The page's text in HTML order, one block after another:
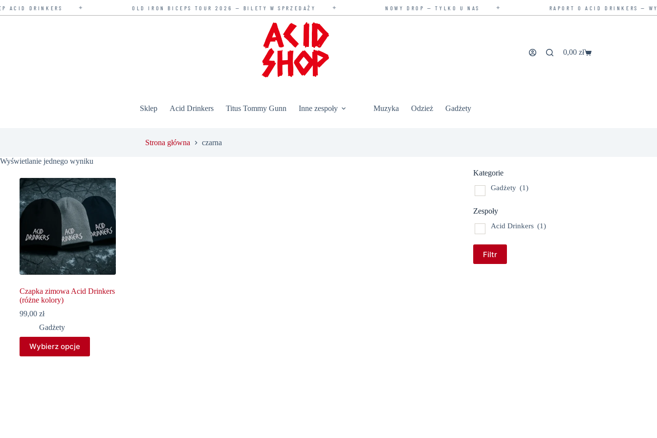
DRINKERS OLD IRON BICEPS TOUR 2026 — BILETY W SPRZEDAŻY NOWY DROP — TYLKO U NAS RAPORT O ACID DRINKERS —
Koszyk
0,00 zł
Sklep Acid Drinkers Titus Tommy Gunn Inne zespoły Muzyka Odzież Gadżety
Strona główna czarna
Wyświetlanie jednego wyniku
Czapka zimowa Acid Drinkers
(różne kolory)
99,00 zł
Gadżety
Wybierz opcje
Ten
produkt
ma
Kategorie
Gadżety (1)
Zespoły
Acid Drinkers (1)
Filtr